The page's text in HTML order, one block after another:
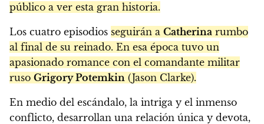
público a ver esta gran historia.
Los cuatro episodios seguirán a Catherina rumbo
al final de su reinado. En esa época tuvo un
apasionado romance con el comandante militar
ruso Grigory Potemkin (Jason Clarke).
En medio del escándalo, la intriga y el inmenso
conflicto, desarrollan una relación única y devota,